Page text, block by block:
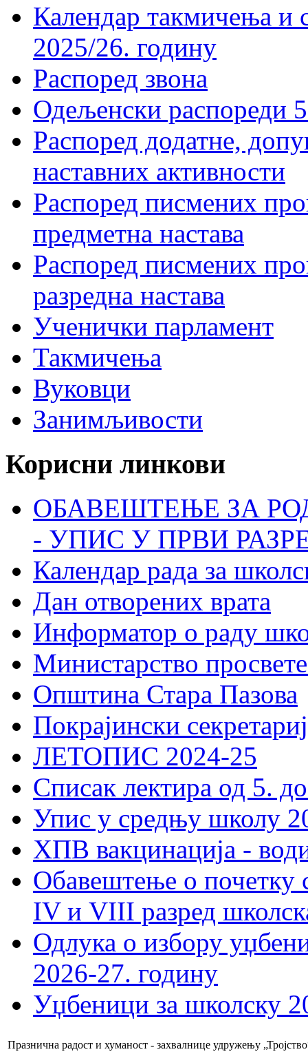
Календар такмичења
2025/26. годину
Распоред звона
Одељенски распореди
Распоред додатне,
наставних активности
Распоред писмених
предметна настава
Распоред писмених
разредна настава
Ученички парламент
Такмичења
Вуковци
Занимљивости
Корисни линкови
ОБАВЕШТЕЊЕ ЗА
- УПИС У ПРВИ
Календар рада за
Дан отворених врата
Информатор о раду
Министарство
Општина Стара Пазова
Покрајински
ЛЕТОПИС 2024-25
Списак лектира од 5.
Упис у средњу школу
ХПВ вакцинација -
Обавештење о почетку
IV и VIII разред
Одлука о избору
2026-27. годину
Уџбеници за школску
Празнична радост и хуманост - захвалнице удружењу